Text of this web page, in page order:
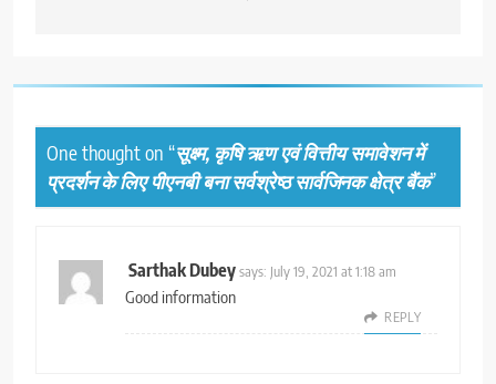
One thought on “सूक्ष्म, कृषि ऋण एवं वित्तीय समावेशन में
प्रदर्शन के लिए पीएनबी बना सर्वश्रेष्ठ सार्वजिनक क्षेत्र बैंक”
Sarthak Dubeysays: July 19, 2021 at 1:18 am
Good information
REPLY